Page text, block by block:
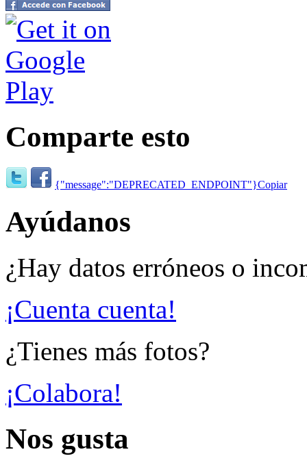
Comparte esto
{"message":"DEPRECATED_ENDPOINT"}Copiar
Ayúdanos
¿Hay datos erróneos o
¡Cuenta cuenta!
¿Tienes más fotos?
¡Colabora!
Nos gusta